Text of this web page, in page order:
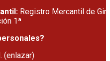
Registro Mercantil de
1ª
. (enlazar)